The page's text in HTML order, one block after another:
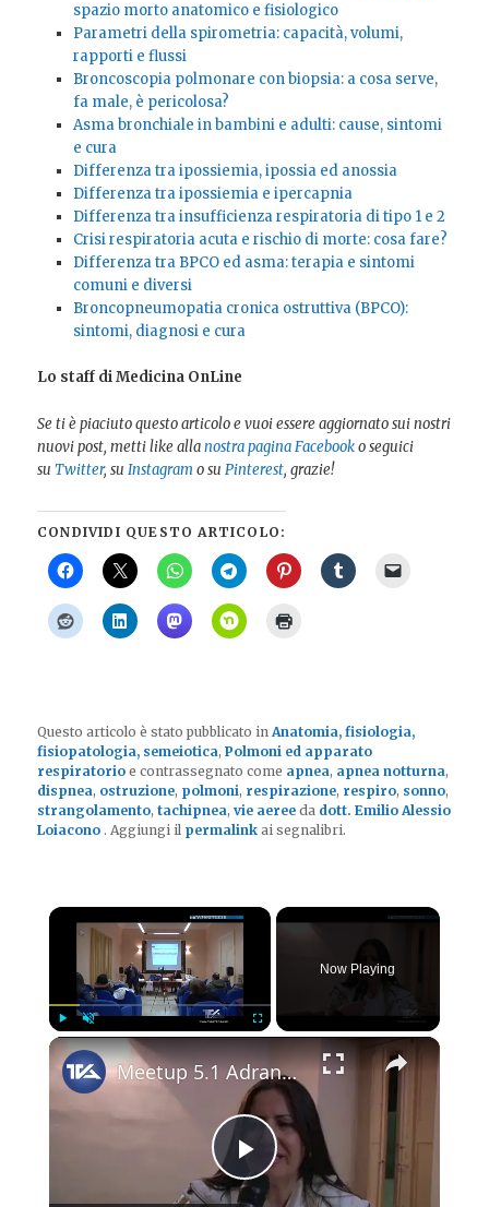
spazio morto anatomico e fisiologico
Parametri della spirometria: capacità, volumi,
rapporti e flussi
Broncoscopia polmonare con biopsia: a cosa serve,
fa male, è pericolosa?
Asma bronchiale in bambini e adulti: cause, sintomi
e cura
Differenza tra ipossiemia, ipossia ed anossia
Differenza tra ipossiemia e ipercapnia
Differenza tra insufficienza respiratoria di tipo 1 e 2
Crisi respiratoria acuta e rischio di morte: cosa fare?
Differenza tra BPCO ed asma: terapia e sintomi
comuni e diversi
Broncopneumopatia cronica ostruttiva (BPCO):
sintomi, diagnosi e cura
Lo staff di Medicina OnLine
Se ti è piaciuto questo articolo e vuoi essere aggiornato sui nostri
nuovi post, metti like allanostra pagina Facebooko seguici
suTwitter, suInstagramo suPinterest, grazie!
CONDIVIDI QUESTO ARTICOLO:
Questo articolo è stato pubblicato inAnatomia, fisiologia,
fisiopatologia, semeiotica,Polmoni ed apparato
respiratorio e contrassegnato come apnea, apnea notturna,
dispnea, ostruzione, polmoni, respirazione, respiro, sonno,
strangolamento,tachipnea,vie aeree da dott. Emilio Alessio
Loiacono. Aggiungi il permalink ai segnalibri.
×
Play Unmute
Now Playing
×
Play
Meetup 5.1 Adrano. Incontro sulla corretta alimentazione